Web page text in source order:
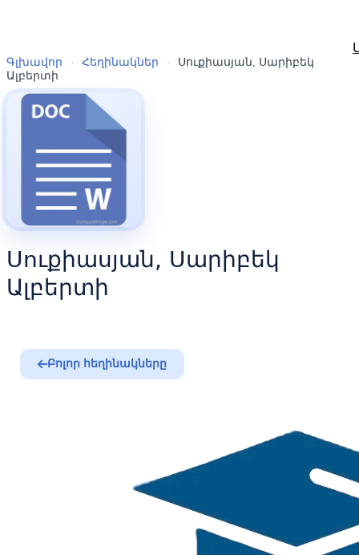
Գլխավոր › Հեղինակներ ›
Սուքիասյան, Սարիբեկ
Ալբերտի
Սուքիասյան, Սարիբեկ
Ալբերտի
Բոլոր հեղինակները